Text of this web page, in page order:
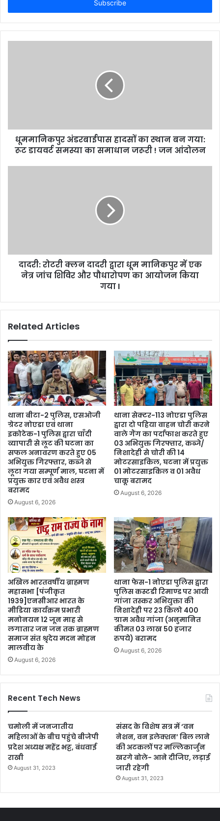
धूममानिकपुर अंडरबाईपास हादसों का स्थान बन गया:
रूट डायवर्ट समस्या का समाधान जरूरी ! जन आंदोलन
दादरी: रोटरी क्लन दादरी द्वारा धूम मानिकपुर में एक
नेत्र जांच शिविर और पौधारोपण का आयोजन किया
गया I
Related Articles
थाना बीटा-2 पुलिस, एसओजी
ग्रेटर नोएडा एवं थाना
इकोटेक-1 पुलिस द्वारा चाँदी
व्यापारी से लूट की घटना का
सफल अनावरण करते हुए 05
अभियुक्त गिरफ्तार, कब्जे से
लूटा गया सम्पूर्ण माल, घटना में
प्रयुक्त कार एवं अवैध शस्त्र
बरामद
August 6, 2026
थाना सेक्टर-113 नोएडा पुलिस
द्वारा दो पहिया वाहन चोरी करने
वाले गैंग का पर्दाफाश करते हुए
03 अभियुक्त गिरफ्तार, कब्जे/
निशादेही से चोरी की 14
मोटरसाइकिल, घटना में प्रयुक्त
01 मोटरसाइकिल व 01 अवैध
चाकू बरामद
August 6, 2026
अखिल भारतवर्षीय ब्राह्मण
महासभा [पंजीकृत
1939]एनसीआर भारत के
मीडिया कार्यक्रम प्रभारी
मनोनयन 12 जून माह से
लगातार जन जन तक ब्राह्मण
समाज संत श्रृदेय मदन मोहन
मालवीय के
August 6, 2026
थाना फेस-1 नोएडा पुलिस द्वारा
पुलिस कस्टडी रिमाण्ड पर आयी
गांजा तस्कर अभियुक्ता की
निशादेही पर 23 किलो 400
ग्राम अवैध गांजा (अनुमानित
कीमत 03 लाख 50 हजार
रुपये) बरामद
August 6, 2026
Recent Tech News
चमोली में जनजातीय
महिलाओं के बीच पहुंचे बीजेपी
प्रदेश अध्यक्ष महेंद्र भट्ट, बंधवाई
राखी
August 31, 2023
संसद के विशेष सत्र में ‘वन
नेशन, वन इलेक्शन’ बिल लाने
की अटकलों पर मल्लिकार्जुन
खरगे बोले- आने दीजिए, लड़ाई
जारी रहेगी
August 31, 2023